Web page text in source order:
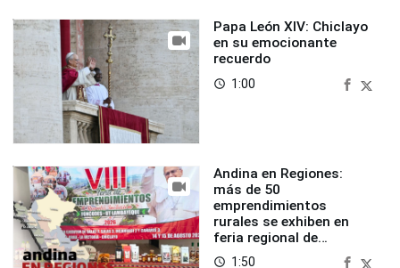
Papa León XIV: Chiclayo
en su emocionante
recuerdo
access_time 1:00
Andina en Regiones:
más de 50
emprendimientos
rurales se exhiben en
feria regional de
Foncodes
access_time 1:50